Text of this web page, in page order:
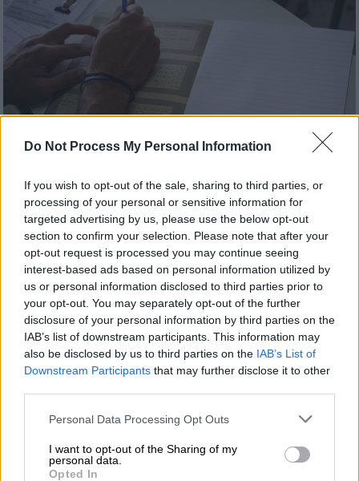
Do Not Process My Personal Information
If you wish to opt-out of the sale, sharing to third parties, or
processing of your personal or sensitive information for
targeted advertising by us, please use the below opt-out
section to confirm your selection. Please note that after your
opt-out request is processed you may continue seeing
interest-based ads based on personal information utilized by
us or personal information disclosed to third parties prior to
your opt-out. You may separately opt-out of the further
disclosure of your personal information by third parties on the
IAB’s list of downstream participants. This information may
also be disclosed by us to third parties on the IAB’s List of
Downstream Participants that may further disclose it to other
Please note that this website/app uses one or more Google
not limited to your visit or usage behaviour. You may click to
grant or deny consent to Google and its third-party tags to
Personal Data Processing Opt Outs
I want to opt-out of the Sharing of my
personal data.
Opted In
Ελλάδα|25.06.2019 11:35
Γράμμα μητέρας στον γιο που έδινε
πανελλήνιες: «Το τέρας ξαναμπήκε στη
φωλιά…»
Του το έδωσε και το διάβασε, όμως έχει
ενδιαφέρον να το διαβάσουμε και εμείς